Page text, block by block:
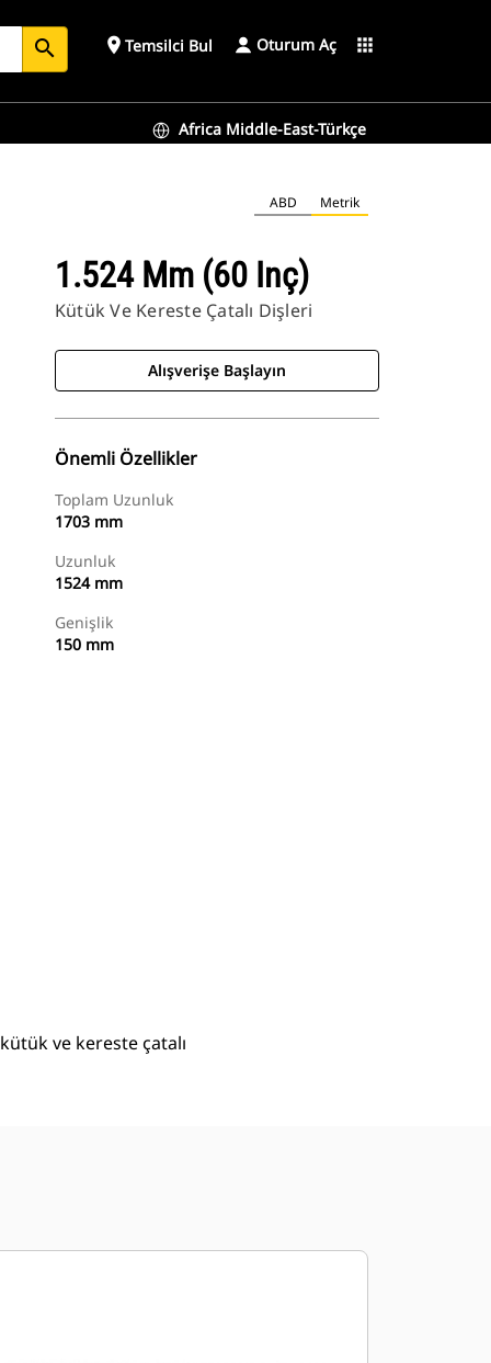
search place Temsilci Bul Oturum Aç apps
Africa Middle-East-Türkçe
ABD Metrik
1.524 Mm (60 Inç)
Kütük Ve Kereste Çatalı Dişleri
Alışverişe Başlayın
Önemli Özellikler
Toplam Uzunluk
1703 mm
Uzunluk
1524 mm
Genişlik
150 mm
ve kereste çatalı